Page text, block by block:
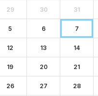
29 30 31
5 6 7
12 13 14
19 20 21
26 27 28